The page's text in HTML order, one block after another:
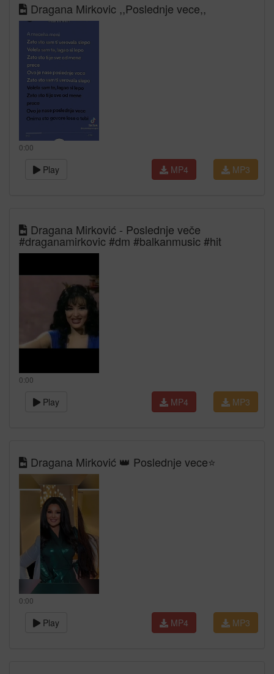
Dragana Mirkovic ,,Poslednje vece,,
0:00
Play MP3
MP4
Dragana Mirković - Poslednje veče
#draganamirkovic #dm #balkanmusic #hit
0:00
Play MP3
MP4
Dragana Mirković 👑 Poslednje vece⭐
0:00
Play MP3
MP4